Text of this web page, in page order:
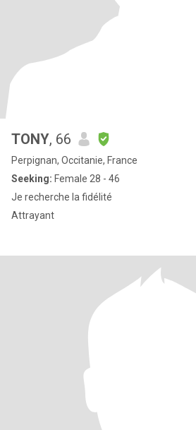
TONY, 66
Perpignan, Occitanie, France
Seeking: Female 28 - 46
Je recherche la fidélité
Attrayant